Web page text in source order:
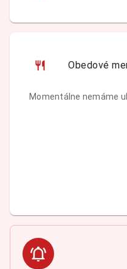
Obedové
Momentálne nemáme